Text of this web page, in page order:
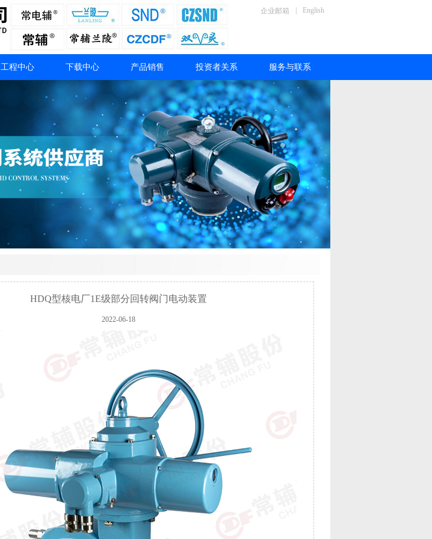
企业邮箱 English
工程中心 下载中心 产品销售 投资者关系 服务与联系
HDQ型核电厂1E级部分回转阀门电动装置
2022-06-18